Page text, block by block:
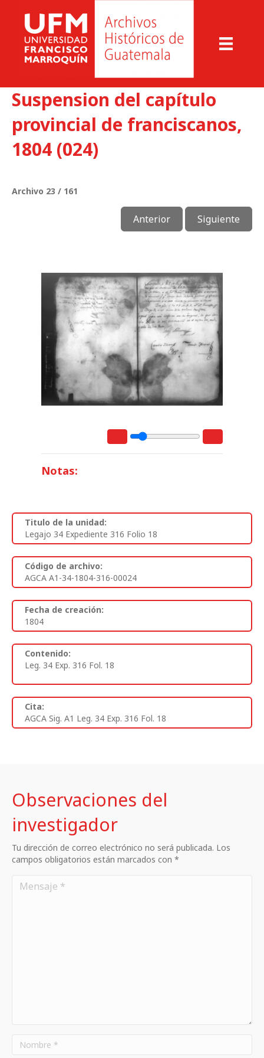
Suspension del capítulo
provincial de franciscanos,
1804 (024)
Archivo 23 / 161
Anterior Siguiente
Notas:
Titulo de la unidad:
Legajo 34 Expediente 316 Folio 18
Código de archivo:
AGCA A1-34-1804-316-00024
Fecha de creación:
1804
Contenido:
Leg. 34 Exp. 316 Fol. 18
Cita:
AGCA Sig. A1 Leg. 34 Exp. 316 Fol. 18
Observaciones del
investigador
Tu dirección de correo electrónico no será publicada. Los
campos obligatorios están marcados con *